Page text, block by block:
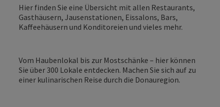
Hier finden Sie eine Übersicht mit allen Restaurants,
Gasthäusern, Jausenstationen, Eissalons, Bars,
Kaffeehäusern und Konditoreien und vieles mehr.
Vom Haubenlokal bis zur Mostschänke – hier können
Sie über 300 Lokale entdecken. Machen Sie sich auf zu
einer kulinarischen Reise durch die Donauregion.